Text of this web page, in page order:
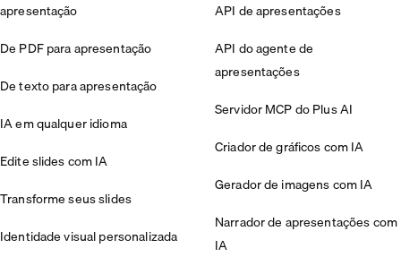
apresentação
De PDF para apresentação
De texto para apresentação
IA em qualquer idioma
Edite slides com IA
Transforme seus slides
Identidade visual personalizada
API de apresentações
API do agente de
apresentações
Servidor MCP do Plus AI
Criador de gráficos com IA
Gerador de imagens com IA
Narrador de apresentações com
IA